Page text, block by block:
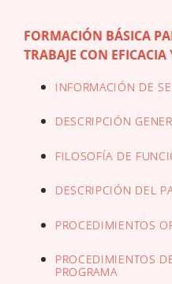
FORMACIÓN BÁSICA
TRABAJE CON EFICACIA
INFORMACIÓN DE
DESCRIPCIÓN
FILOSOFÍA DE
DESCRIPCIÓN DEL
PROCEDIMIENTOS
PROCEDIMIENTOS
PROGRAMA